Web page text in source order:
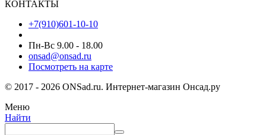
КОНТАКТЫ
+7(910)601-10-10
Пн-Вс 9.00 - 18.00
onsad@onsad.ru
Посмотреть на карте
© 2017 - 2026 ONSad.ru. Интернет-магазин Онсад.ру
Меню
Найти